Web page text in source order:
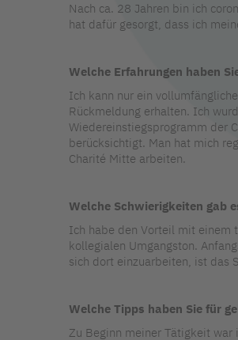
Nach ca. 28 Jahren bin ich
hat dafür gesorgt, dass ich
Welche Erfahrungen haben
Ich kann nur ein
Rückmeldung erhalten. Ich
Wiedereinstiegsprogramm der
berücksichtigt. Man hat mich
Charité Mitte arbeiten.
Welche Schwierigkeiten gab
Ich habe den Vorteil mit einem
kollegialen Umgangston.
sich dort einzuarbeiten, ist das
Welche Tipps haben Sie für
Zu Beginn meiner Tätigkeit